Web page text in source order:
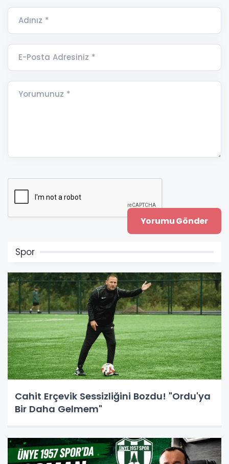
Adınız *
E-Posta Adresiniz *
Yorumunuz *
Spor
Cahit Erçevik Sessizliğini Bozdu! "Ordu'ya
Bir Daha Gelmem"